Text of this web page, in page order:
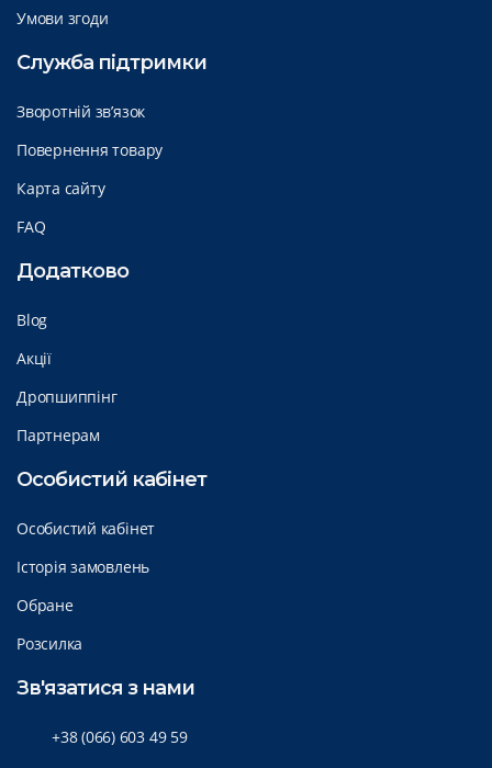
Умови згоди
Служба підтримки
Зворотній зв’язок
Повернення товару
Карта сайту
FAQ
Додатково
Blog
Акції
Дропшиппінг
Партнерам
Особистий кабінет
Особистий кабінет
Історія замовлень
Обране
Розсилка
Зв'язатися з нами
+38 (066) 603 49 59